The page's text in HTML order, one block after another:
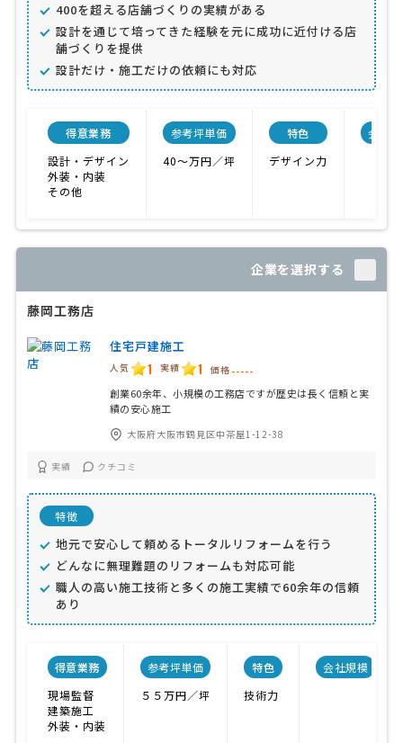
400を超える店舗づくりの実績がある
設計を通じて培ってきた経験を元に成功に近付ける店
舗づくりを提供
設計だけ・施工だけの依頼にも対応
得意業務
設計・デザイン
外装・内装
その他
参考坪単価
40〜万円／坪
特色
デザイン力
会社
企業を選択する
藤岡工務店
住宅戸建施工
人気 1 実績 1 価格 -----
創業60余年、小規模の工務店ですが歴史は長く信頼と実
績の安心施工
大阪府大阪市鶴見区中茶屋1-12-38
実績 クチコミ
特徴
地元で安心して頼めるトータルリフォームを行う
どんなに無理難題のリフォームも対応可能
職人の高い施工技術と多くの施工実績で60余年の信頼
あり
得意業務
現場監督
建築施工
外装・内装
参考坪単価
５５万円／坪
特色
技術力
会社規模